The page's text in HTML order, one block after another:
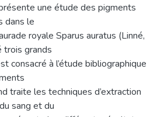
une étude des pigments
dans le
royale Sparus auratus (Linné,
trois grands
consacré à l’étude bibliographique
traite les techniques d’extraction
sang et du